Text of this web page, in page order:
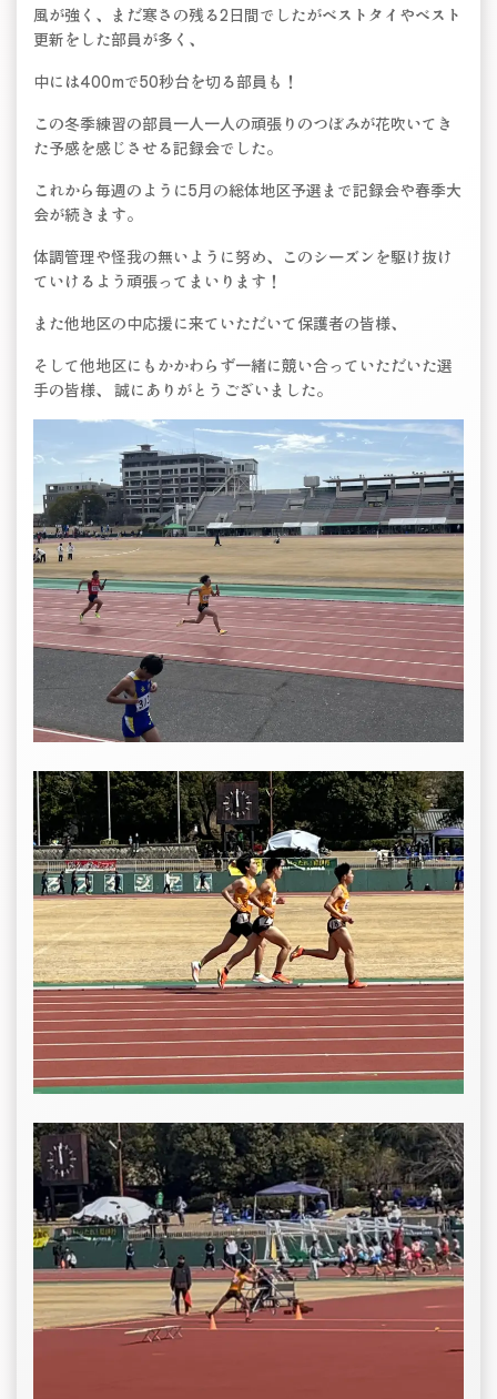
風が強く、まだ寒さの残る2日間でしたがベストタイやベスト
更新をした部員が多く、
中には400mで50秒台を切る部員も！
この冬季練習の部員一人一人の頑張りのつぼみが花吹いてき
た予感を感じさせる記録会でした。
これから毎週のように5月の総体地区予選まで記録会や春季大
会が続きます。
体調管理や怪我の無いように努め、このシーズンを駆け抜け
ていけるよう頑張ってまいります！
また他地区の中応援に来ていただいて保護者の皆様、
そして他地区にもかかわらず一緒に競い合っていただいた選
手の皆様、 誠にありがとうございました。